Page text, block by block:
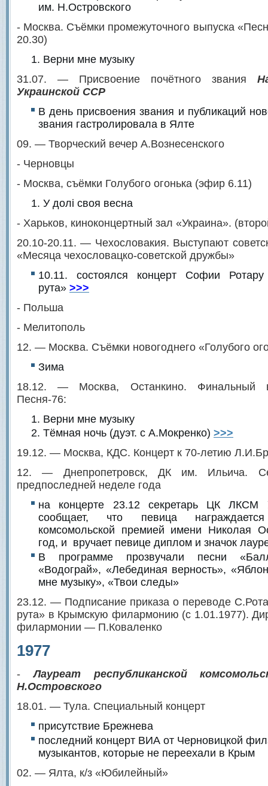
им. Н.Островского
- Москва. Съёмки промежуточного выпуска
20.30)
Верни мне музыку
31.07. — Присвоение почётного звания
Украинской ССР
В день присвоения звания и публикаций
звания гастролировала в Ялте
09. — Творческий вечер А.Вознесенского
- Черновцы
- Москва, съёмки Голубого огонька (эфир 6.11)
У долi своя весна
- Харьков, киноконцертный зал «Украина».
20.10-20.11. — Чехословакия. Выступают
«Месяца чехословацко-советской дружбы»
10.11. состоялся концерт Софии
рута» >>>
- Польша
- Мелитополь
12. — Москва. Съёмки новогоднего «Голубого
Зима
18.12. — Москва, Останкино. Финальный
Песня-76:
Верни мне музыку
Тёмная ночь (дуэт. с А.Мокренко) >>>
19.12. — Москва, КДС. Концерт к 70-летию
12. — Днепропетровск, ДК им. Ильича.
предпоследней неделе года
на концерте 23.12 секретарь ЦК ЛКСМ
сообщает, что певица награждается
комсомольской премией имени Николая
год, и вручает певице диплом и значок
В программе прозвучали песни
«Водограй», «Лебединая верность»,
мне музыку», «Твои следы»
23.12. — Подписание приказа о переводе
рута» в Крымскую филармонию (с 1.01.1977).
филармонии — П.Коваленко
1977
-Лауреат республиканской
Н.Островского
18.01. — Тула. Специальный концерт
присутствие Брежнева
последний концерт ВИА от Черновицкой
музыкантов, которые не переехали в Крым
02. — Ялта, к/з «Юбилейный»